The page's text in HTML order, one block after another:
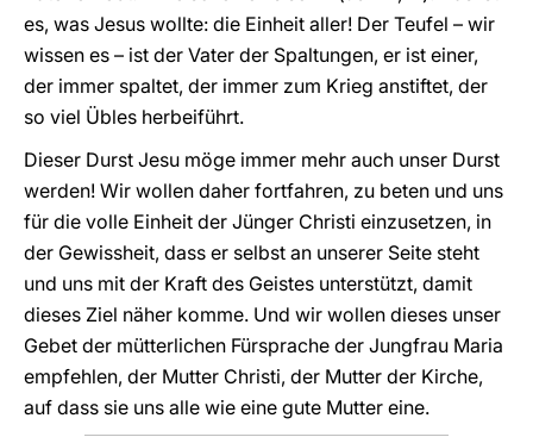
es, was Jesus wollte: die Einheit aller! Der Teufel – wir
wissen es – ist der Vater der Spaltungen, er ist einer,
der immer spaltet, der immer zum Krieg anstiftet, der
so viel Übles herbeiführt.
Dieser Durst Jesu möge immer mehr auch unser Durst
werden! Wir wollen daher fortfahren, zu beten und uns
für die volle Einheit der Jünger Christi einzusetzen, in
der Gewissheit, dass er selbst an unserer Seite steht
und uns mit der Kraft des Geistes unterstützt, damit
dieses Ziel näher komme. Und wir wollen dieses unser
Gebet der mütterlichen Fürsprache der Jungfrau Maria
empfehlen, der Mutter Christi, der Mutter der Kirche,
auf dass sie uns alle wie eine gute Mutter eine.